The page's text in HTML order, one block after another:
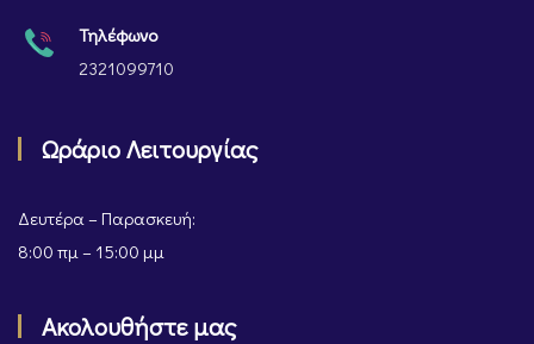
Τηλέφωνο
2321099710
Ωράριο Λειτουργίας
Δευτέρα – Παρασκευή:
8:00 πμ – 15:00 μμ
Ακολουθήστε μας